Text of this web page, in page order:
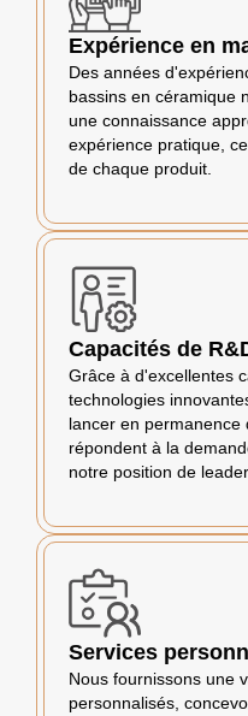
Expérience en
Des années
bassins en céramique
une connaissance
expérience pratique,
de chaque produit.
Capacités de
Grâce à d'excellentes
technologies
lancer en
répondent à la
notre position de
Services
Nous fournissons une
personnalisés,